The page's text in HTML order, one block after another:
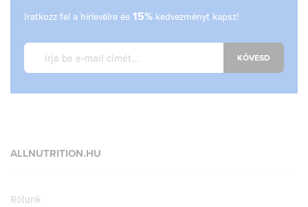
Iratkozz fel a hírlevélre és 15% kedvezményt kapsz!
KÖVESD
ALLNUTRITION.HU
Rólunk